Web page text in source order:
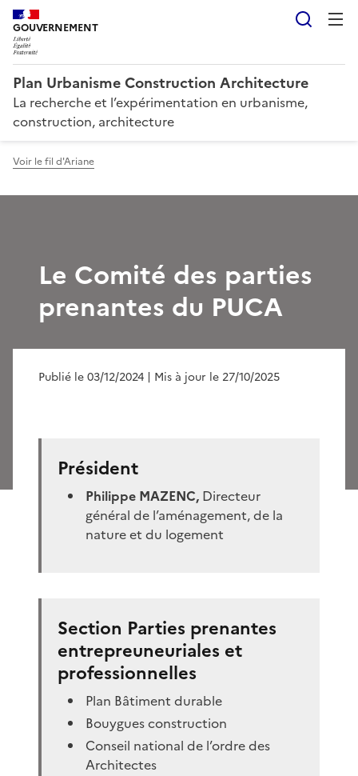
GOUVERNEMENT
Plan Urbanisme Construction Architecture
La recherche et l’expérimentation en urbanisme,
construction, architecture
Voir le fil d'Ariane
Le Comité des parties
prenantes du PUCA
Publié le 03/12/2024 | Mis à jour le 27/10/2025
Président
Philippe MAZENC, Directeur
général de l’aménagement, de la
nature et du logement
Section Parties prenantes
entrepreuneuriales et
professionnelles
Plan Bâtiment durable
Bouygues construction
Conseil national de l’ordre des
Architectes